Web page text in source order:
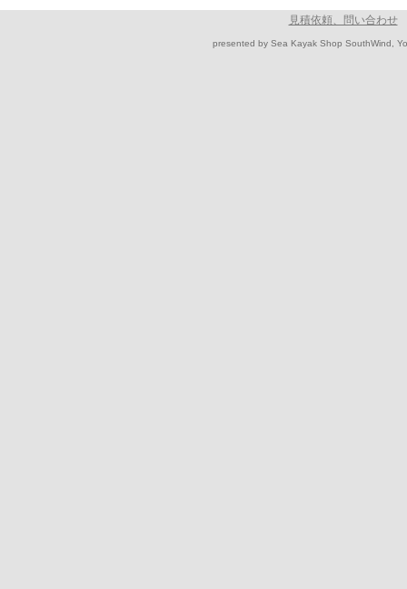
見積依頼、問い合わせ
presented by Sea Kayak Shop SouthWind,